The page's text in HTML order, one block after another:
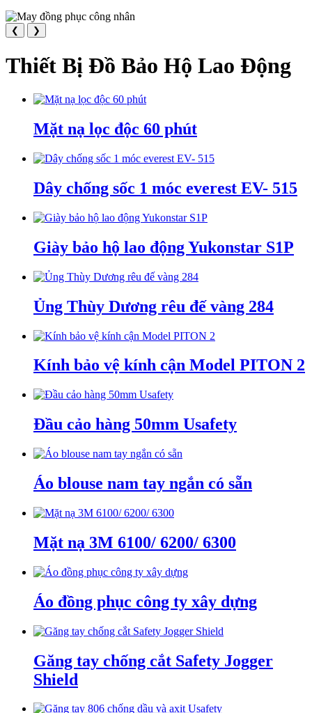
❮ ❯
Thiết Bị Đồ Bảo Hộ Lao Động
Mặt nạ lọc độc 60 phút
Dây chống sốc 1 móc everest EV- 515
Giày bảo hộ lao động Yukonstar S1P
Ủng Thùy Dương rêu đế vàng 284
Kính bảo vệ kính cận Model PITON 2
Đầu cảo hàng 50mm Usafety
Áo blouse nam tay ngắn có sẵn
Mặt nạ 3M 6100/ 6200/ 6300
Áo đồng phục công ty xây dựng
Găng tay chống cắt Safety Jogger
Shield